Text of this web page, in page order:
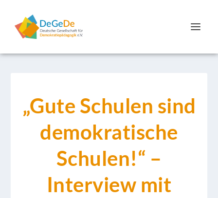
„Gute Schulen sind
demokratische
Schulen!“ –
Interview mit